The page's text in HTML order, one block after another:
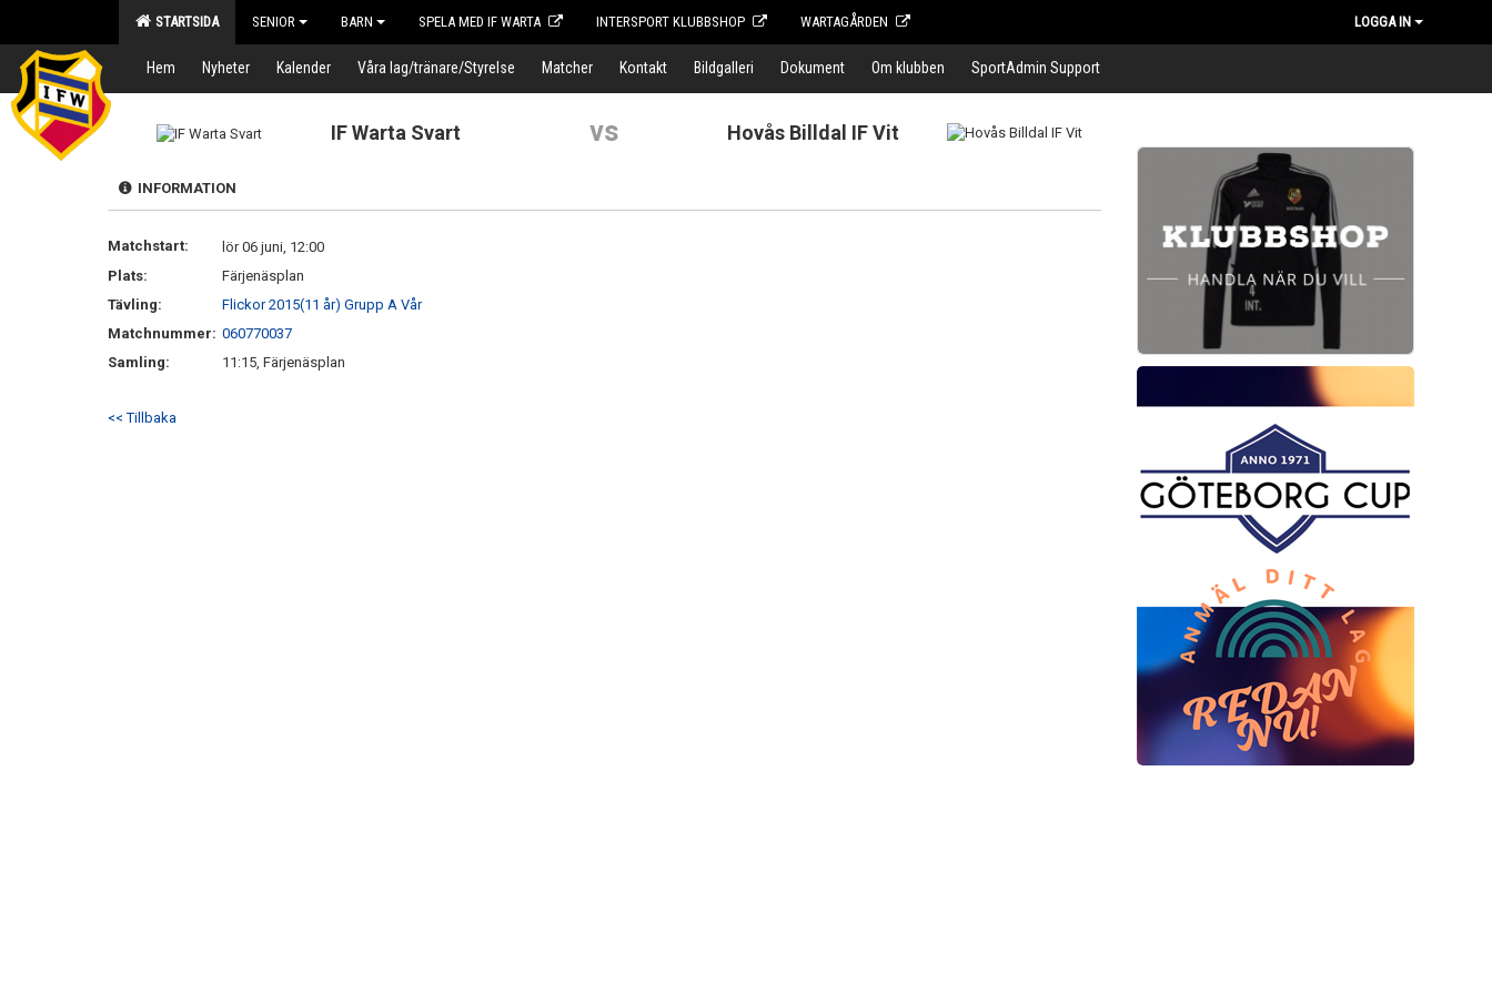
STARTSIDA SENIOR BARN SPELA MED IF WARTA INTERSPORT KLUBBSHOP WARTAGÅRDEN LOGGA IN
Hem Nyheter Kalender Våra lag/tränare/Styrelse Matcher Kontakt Bildgalleri Dokument Om klubben SportAdmin Support
IF Warta Svart vs Hovås Billdal IF Vit
INFORMATION
Matchstart:
lör 06 juni, 12:00
Plats:
Färjenäsplan
Tävling:
Flickor 2015(11 år) Grupp A Vår
Matchnummer: 060770037
Samling:
11:15, Färjenäsplan
<< Tillbaka